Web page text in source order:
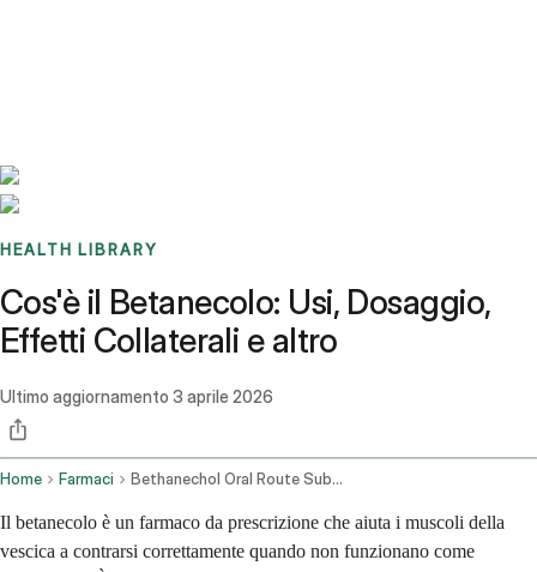
HEALTH LIBRARY
Cos'è il Betanecolo: Usi, Dosaggio,
Effetti Collaterali e altro
Ultimo aggiornamento 3 aprile 2026
Home Farmaci Bethanechol Oral Route Subcutaneous Route
Il betanecolo è un farmaco da prescrizione che aiuta i muscoli della
vescica a contrarsi correttamente quando non funzionano come